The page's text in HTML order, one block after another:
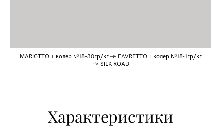
MARIOTTO + колер №18-30гр/кг → FAVRETTO + колер №18-1гр/кг
→ SILK ROAD
Характеристики